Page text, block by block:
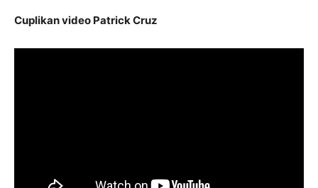
Cuplikan video Patrick Cruz